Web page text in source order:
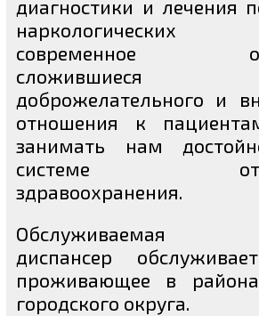
диагностики и лечения
наркологических
современное
сложившиеся
доброжелательного и
отношения к
занимать нам
системе
здравоохранения.
Обслуживаемая
диспансер
проживающее в
городского округа.